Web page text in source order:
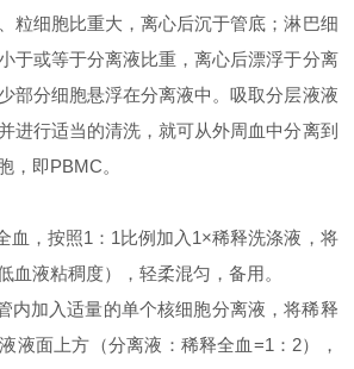
粒细胞比重大，离心后沉于管底；淋巴细
于或等于分离液比重，离心后漂浮于分离
部分细胞悬浮在分离液中。吸取分层液液
进行适当的清洗，就可从外周血中分离到
，即PBMC。
血，按照1：1比例加入1×稀释洗涤液，将
血液粘稠度），轻柔混匀，备用。
内加入适量的单个核细胞分离液，将稀释
液面上方（分离液：稀释全血=1：2），